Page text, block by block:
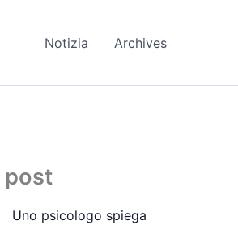
Notizia Archives
post
Uno psicologo spiega